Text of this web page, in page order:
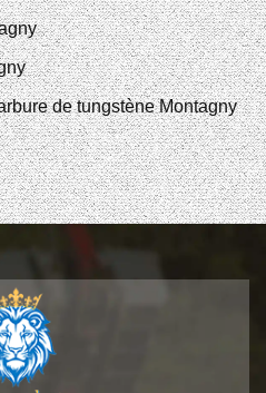
de tungstène Montagny